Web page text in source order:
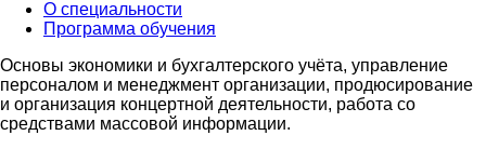
О специальности
Программа обучения
Основы экономики и бухгалтерского учёта, управление
персоналом и менеджмент организации, продюсирование
и организация концертной деятельности, работа со
средствами массовой информации.